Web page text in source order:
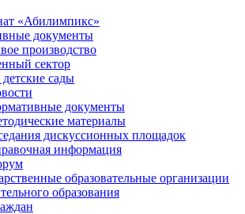
«Абилимпикс»
документы
производство
сектор
сады
документы
материалы
дискуссионных площадок
информация
образовательные организации
образования